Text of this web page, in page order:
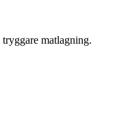
matlagning.